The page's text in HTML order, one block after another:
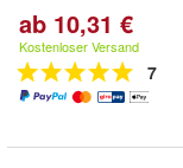
ab 10,31 €
Kostenloser Versand
7